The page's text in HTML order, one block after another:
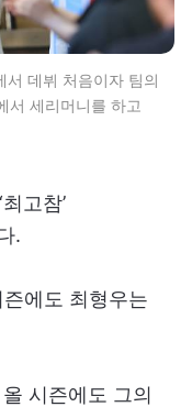
서 데뷔 처음이자 팀의
서 세리머니를 하고
고참’
.
에도 최형우는
시즌에도 그의